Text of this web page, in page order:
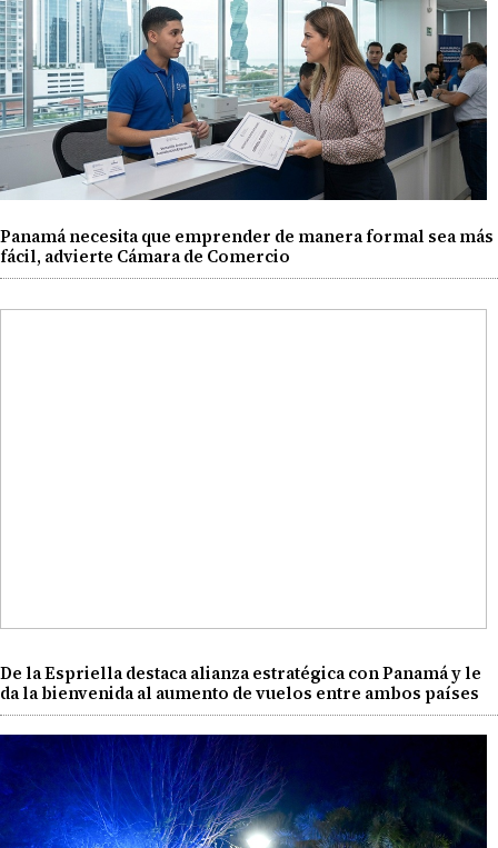
Panamá necesita que emprender de manera formal sea más
fácil, advierte Cámara de Comercio
De la Espriella destaca alianza estratégica con Panamá y le
da la bienvenida al aumento de vuelos entre ambos países